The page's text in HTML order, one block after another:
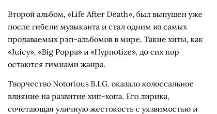
Второй альбом, «Life After Death», был выпущен уже
после гибели музыканта и стал одним из самых
продаваемых рэп-альбомов в мире. Такие хиты, как
«Juicy», «Big Poppa» и «Hypnotize», до сих пор
остаются гимнами жанра.
Творчество Notorious B.I.G. оказало колоссальное
влияние на развитие хип-хопа. Его лирика,
сочетающая уличную жестокость с уязвимостью и